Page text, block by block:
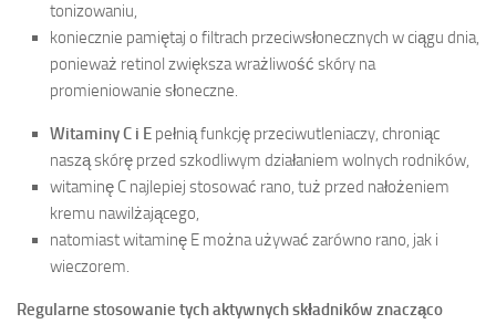
tonizowaniu,
koniecznie pamiętaj o filtrach przeciwsłonecznych w ciągu dnia,
ponieważ retinol zwiększa wrażliwość skóry na
promieniowanie słoneczne.
Witaminy C i E pełnią funkcję przeciwutleniaczy, chroniąc
naszą skórę przed szkodliwym działaniem wolnych rodników,
witaminę C najlepiej stosować rano, tuż przed nałożeniem
kremu nawilżającego,
natomiast witaminę E można używać zarówno rano, jak i
wieczorem.
Regularne stosowanie tych aktywnych składników znacząco